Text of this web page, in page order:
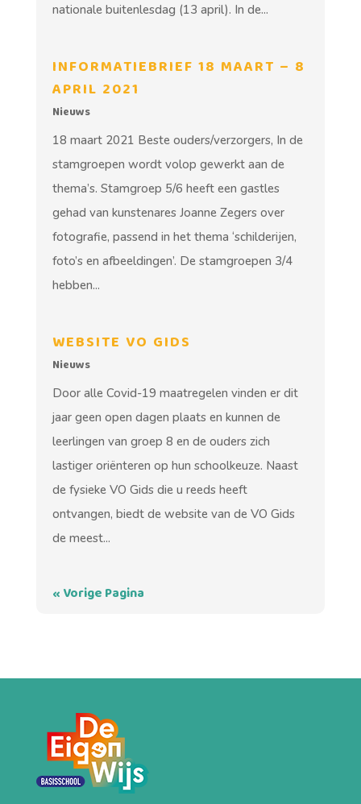
nationale buitenlesdag (13 april). In de...
INFORMATIEBRIEF 18 MAART – 8
APRIL 2021
Nieuws
18 maart 2021 Beste ouders/verzorgers, In de
stamgroepen wordt volop gewerkt aan de
thema’s. Stamgroep 5/6 heeft een gastles
gehad van kunstenares Joanne Zegers over
fotografie, passend in het thema ‘schilderijen,
foto’s en afbeeldingen’. De stamgroepen 3/4
hebben...
WEBSITE VO GIDS
Nieuws
Door alle Covid-19 maatregelen vinden er dit
jaar geen open dagen plaats en kunnen de
leerlingen van groep 8 en de ouders zich
lastiger oriënteren op hun schoolkeuze. Naast
de fysieke VO Gids die u reeds heeft
ontvangen, biedt de website van de VO Gids
de meest...
« Vorige Pagina